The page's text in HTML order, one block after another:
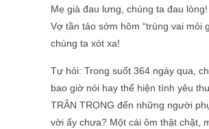
Mẹ già đau lưng, chúng ta đau lòng!
Vợ tần tảo sớm hôm “trùng vai mỏi
chúng ta xót xa!
Tự hỏi: Trong suốt 364 ngày qua,
bao giờ nói hay thể hiện tình yêu
TRÂN TRỌNG đến những người
vời ấy chưa? Một cái ôm thật chặt,